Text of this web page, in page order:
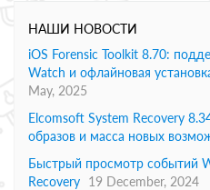
НАШИ НОВОСТИ
iOS Forensic Toolkit 8.70:
Watch и офлайновая
May, 2025
Elcomsoft System Recovery
образов и масса новых
Быстрый просмотр событий
Recovery 19 December, 2024